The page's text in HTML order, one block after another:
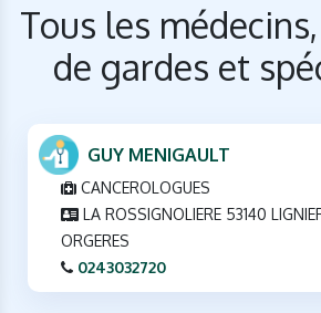
Tous les
de gardes et
GUY MENIGAULT
CANCEROLOGUES
LA ROSSIGNOLIERE 53140
ORGERES
0243032720